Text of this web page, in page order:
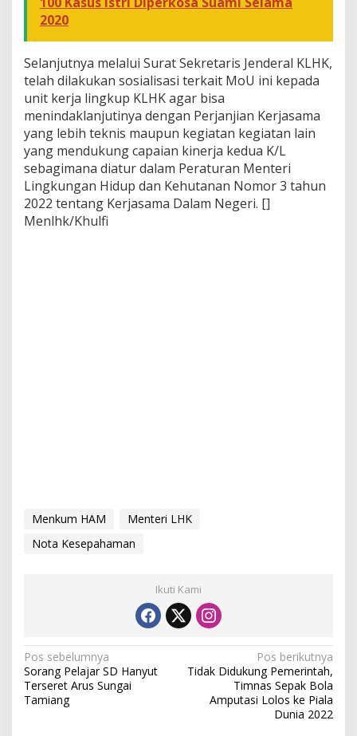
2020
Selanjutnya melalui Surat Sekretaris Jenderal KLHK,
telah dilakukan sosialisasi terkait MoU ini kepada
unit kerja lingkup KLHK agar bisa
menindaklanjutinya dengan Perjanjian Kerjasama
yang lebih teknis maupun kegiatan kegiatan lain
yang mendukung capaian kinerja kedua K/L
sebagimana diatur dalam Peraturan Menteri
Lingkungan Hidup dan Kehutanan Nomor 3 tahun
2022 tentang Kerjasama Dalam Negeri. []
Menlhk/Khulfi
Menkum HAM
Menteri LHK
Nota Kesepahaman
Ikuti Kami
N
a
v
Pos sebelumnya
Sorang Pelajar SD Hanyut
Terseret Arus Sungai
Tamiang
Pos berikutnya
Tidak Didukung Pemerintah,
Timnas Sepak Bola
Amputasi Lolos ke Piala
Dunia 2022